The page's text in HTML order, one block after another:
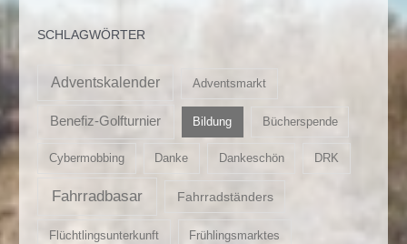
SCHLAGWÖRTER
Adventskalender Adventsmarkt
Benefiz-Golfturnier Bildung Bücherspende
Cybermobbing Danke Dankeschön DRK
Fahrradbasar Fahrradständers
Flüchtlingsunterkunft Frühlingsmarktes